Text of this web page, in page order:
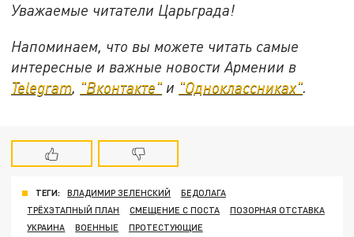
Уважаемые читатели Царьграда!
Напоминаем, что вы можете читать самые
интересные и важные новости Армении в
Telegram, "Вконтакте" и "Одноклассниках".
ТЕГИ: ВЛАДИМИР ЗЕЛЕНСКИЙ
БЕДОЛАГА
ТРЁХЭТАПНЫЙ ПЛАН
СМЕЩЕНИЕ С ПОСТА
ПОЗОРНАЯ ОТСТАВКА
УКРАИНА
ВОЕННЫЕ ПРОТЕСТУЮЩИЕ